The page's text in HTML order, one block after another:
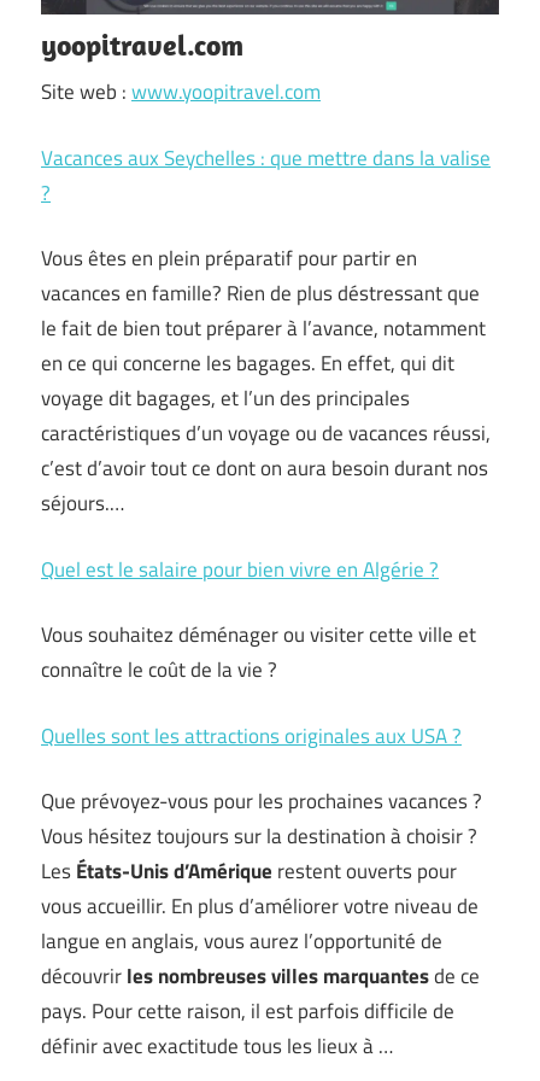
yoopitravel.com
Site web :www.yoopitravel.com
Vacances aux Seychelles : que mettre dans la valise
?
Vous êtes en plein préparatif pour partir en
vacances en famille? Rien de plus déstressant que
le fait de bien tout préparer à l’avance, notamment
en ce qui concerne les bagages. En effet, qui dit
voyage dit bagages, et l’un des principales
caractéristiques d’un voyage ou de vacances réussi,
c’est d’avoir tout ce dont on aura besoin durant nos
séjours.…
Quel est le salaire pour bien vivre en Algérie ?
Vous souhaitez déménager ou visiter cette ville et
connaître le coût de la vie ?
Quelles sont les attractions originales aux USA ?
Que prévoyez-vous pour les prochaines vacances ?
Vous hésitez toujours sur la destination à choisir ?
LesÉtats-Unis d’Amérique restent ouverts pour
vous accueillir. En plus d’améliorer votre niveau de
langue en anglais, vous aurez l’opportunité de
découvrirles nombreuses villes marquantesde ce
pays. Pour cette raison, il est parfois difficile de
définir avec exactitude tous les lieux à …